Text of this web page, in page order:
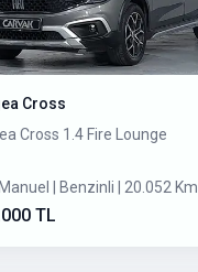
Cross
Cross 1.4 Fire Lounge
| Benzinli | 20.052 Km
TL